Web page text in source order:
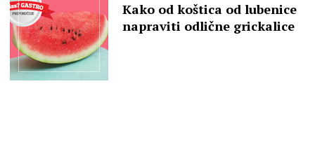
Kako od koštica od lubenice
napraviti odlične grickalice